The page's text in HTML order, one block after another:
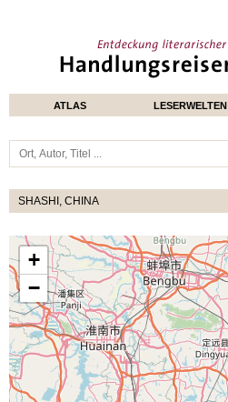
ATLAS LESERWELTEN
SHASHI, CHINA
+
−